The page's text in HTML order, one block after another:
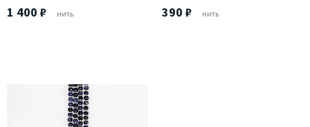
1 400 ₽ нить 390 ₽ нить